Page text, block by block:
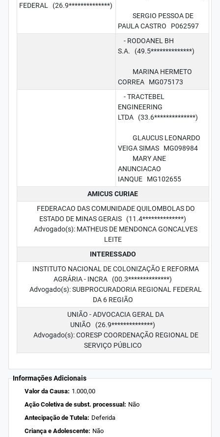
FEDERAL (26.9**************)
SERGIO PESSOA DE
PAULA CASTRO P062597
- RODOANEL BH
S.A. (49.5**************)
MARINA HERMETO
CORREA MG075173
- TRACTEBEL
ENGINEERING
LTDA (33.6**************)
GLAUCUS LEONARDO
VEIGA SIMAS MG098984
MARY ANE
ANUNCIACAO
IANQUE MG102655
AMICUS CURIAE
FEDERACAO DAS COMUNIDADE QUILOMBOLAS DO
ESTADO DE MINAS GERAIS (11.4**************)
Advogado(s): MATHEUS DE MENDONCA GONCALVES
LEITE
INTERESSADO
INSTITUTO NACIONAL DE COLONIZAÇÃO E REFORMA
AGRÁRIA - INCRA (00.3**************)
Advogado(s): SUBPROCURADORIA REGIONAL FEDERAL
DA 6 REGIÃO
UNIÃO - ADVOCACIA GERAL DA
UNIÃO (26.9**************)
Advogado(s): CORESP COORDENAÇÃO REGIONAL DE
SERVIÇO PÚBLICO
Informações Adicionais
Valor da Causa: 1.000,00
Ação Coletiva de subst. processual: Não
Antecipação de Tutela: Deferida
Criança e Adolescente: Não